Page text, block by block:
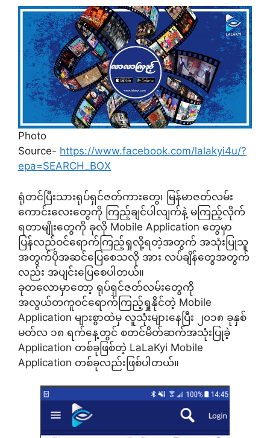
Photo
Source- https://www.facebook.com/lalakyi4u/?
epa=SEARCH_BOX
ရုံတင်ပြီးသားရုပ်ရှင်ဇတ်ကားတွေ၊ မြန်မာဇတ်လမ်း
ကောင်းလေးတွေကို ကြည့်ချင်ပါလျက်နဲ့ မကြည့်လိုက်
ရတာမျိုးတွေကို ခုလို Mobile Application တွေမှာ
ပြန်လည်ဝင်ရောက်ကြည့်ရှုလို့ရတဲ့အတွက် အသုံးပြုသူ
အတွက်ပိုအဆင်ပြေစေသလို အား လပ်ချိန်တွေအတွက်
လည်း အပျင်းပြေစေပါတယ်။
ခုတလောမှာတော့ ရုပ်ရှင်ဇတ်လမ်းတွေကို
အလွယ်တကူဝင်ရောက်ကြည့်ရှုနိုင်တဲ့ Mobile
Application များစွာထဲမှ လူသုံးများနေပြီး ၂၀၁၈ ခုနှစ်
မတ်လ ၁၈ ရက်နေ့တွင် စတင်မိတ်ဆက်အသုံးပြုခဲ့
Application တစ်ခုဖြစ်တဲ့ LaLaKyi Mobile
Application တစ်ခုလည်းဖြစ်ပါတယ်။